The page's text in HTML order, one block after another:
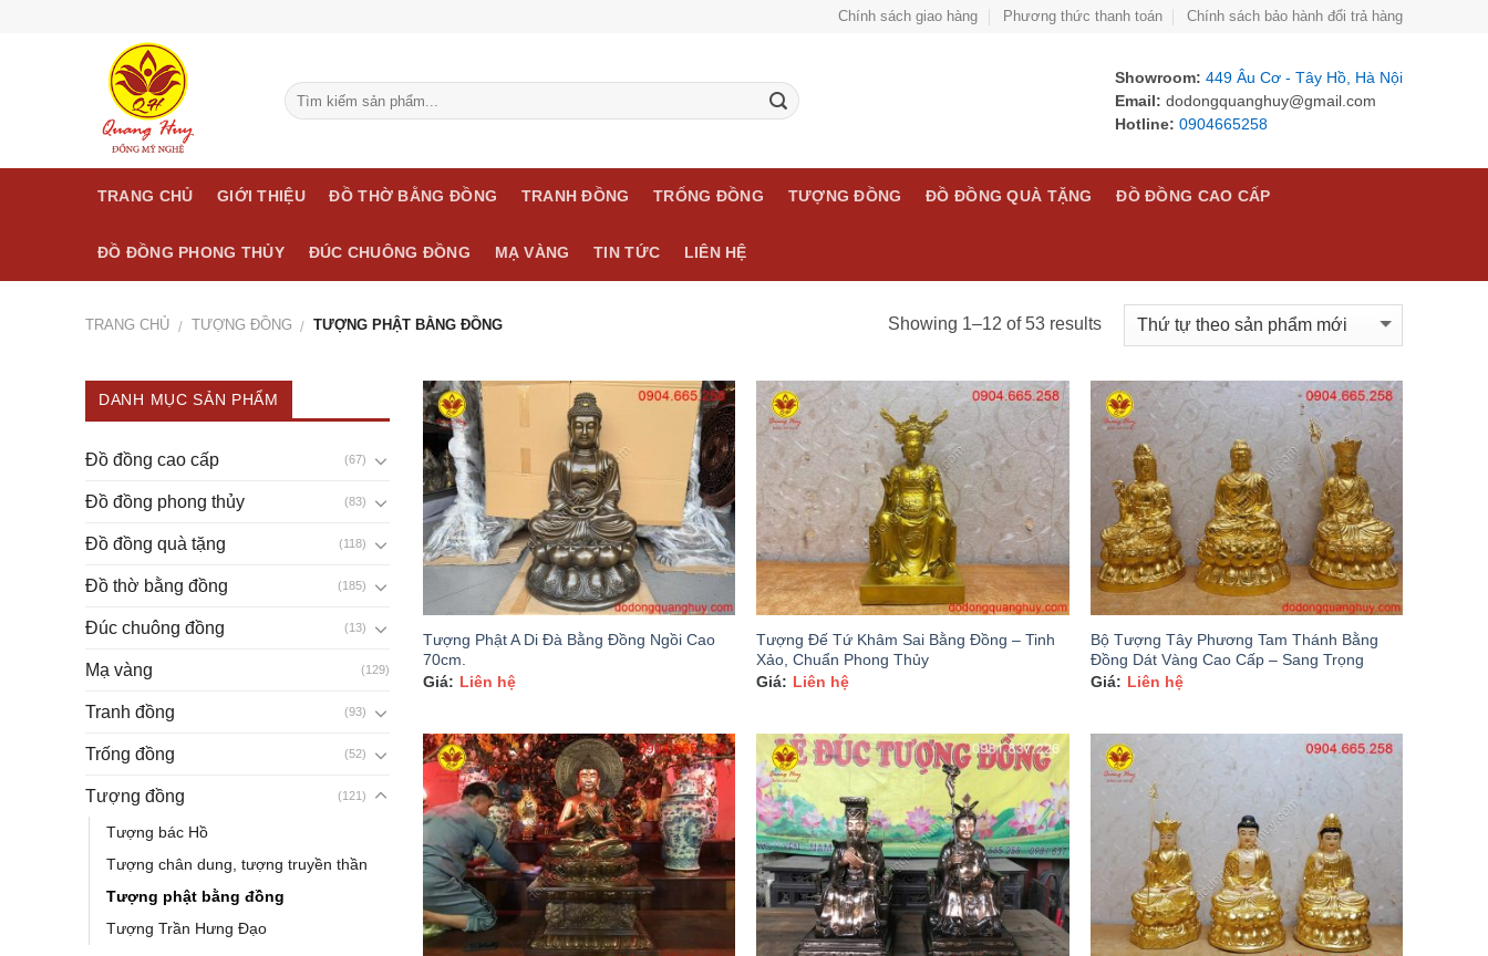
Chính sách giao hàng Phương thức thanh toán Chính sách bảo hành đổi trả hàng
Showroom: 449 Âu Cơ - Tây Hồ, Hà Nội
Email: dodongquanghuy@gmail.com
Hotline: 0904665258
TRANG CHỦ GIỚI THIỆU ĐỒ THỜ BẰNG ĐỒNG TRANH ĐỒNG TRỐNG ĐỒNG TƯỢNG ĐỒNG ĐỒ ĐỒNG QUÀ TẶNG ĐỒ ĐỒNG CAO CẤP
ĐỒ ĐỒNG PHONG THỦY ĐÚC CHUÔNG ĐỒNG MẠ VÀNG TIN TỨC LIÊN HỆ
TRANG CHỦ / TƯỢNG ĐỒNG / TƯỢNG PHẬT BẰNG ĐỒNG Showing 1–12 of 53 results
DANH MỤC SẢN PHẨM
Đồ đồng cao cấp (67)
Đồ đồng phong thủy (83)
Đồ đồng quà tặng (118)
Đồ thờ bằng đồng (185)
Đúc chuông đồng (13)
Mạ vàng (129)
Tranh đồng (93)
Trống đồng (52)
Tượng đồng (121)
Tượng bác Hồ
Tượng chân dung, tượng truyền thần
Tượng phật bằng đồng
Tượng Trần Hưng Đạo
Tượng Phật A Di Đà Bằng Đồng Ngồi Cao
70cm.
Liên hệ
Tượng Đế Tứ Khâm Sai Bằng Đồng – Tinh
Xảo, Chuẩn Phong Thủy
Liên hệ
Bộ Tượng Tây Phương Tam Thánh Bằng
Đồng Dát Vàng Cao Cấp – Sang Trọng
Liên hệ